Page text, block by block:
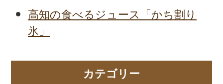
高知の食べるジュース「かち割り
氷」
カテゴリー